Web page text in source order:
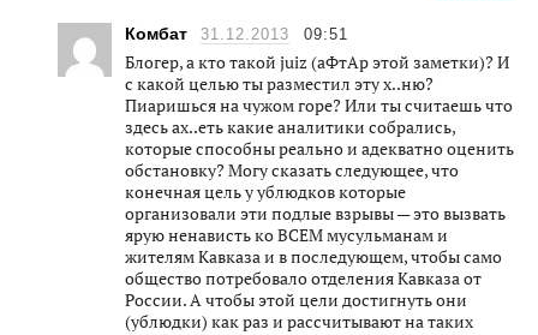
Комбат 31.12.2013 09:51
Блогер, а кто такой juiz (аФтАр этой заметки)? И
с какой целью ты разместил эту х..ню?
Пиаришься на чужом горе? Или ты считаешь что
здесь ах..еть какие аналитики собрались,
которые способны реально и адекватно оценить
обстановку? Могу сказать следующее, что
конечная цель у ублюдков которые
организовали эти подлые взрывы — это вызвать
ярую ненависть ко ВСЕМ мусульманам и
жителям Кавказа и в последующем, чтобы само
общество потребовало отделения Кавказа от
России. А чтобы этой цели достигнуть они
(ублюдки) как раз и рассчитывают на таких